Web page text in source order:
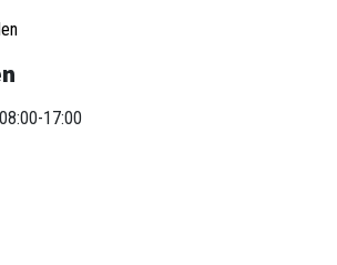
17:00